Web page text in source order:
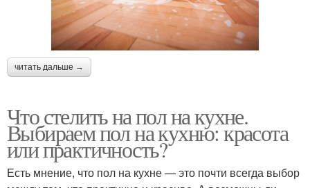
читать дальше →
Что стелить на пол на кухне.
Выбираем пол на кухню: красота
или практичность?
Есть мнение, что пол на кухне — это почти всегда выбор